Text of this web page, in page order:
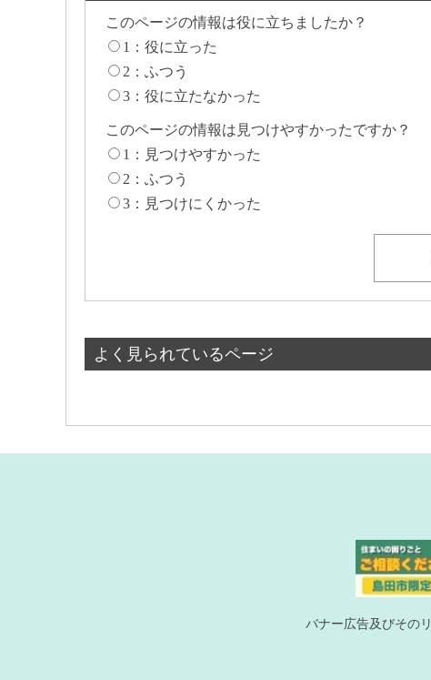
このページの情報は役に立ちましたか？
1：役に立った
2：ふつう
3：役に立たなかった
このページの情報は見つけやすかったですか？
1：見つけやすかった
2：ふつう
3：見つけにくかった
よく見られているページ
バナー広告及びその